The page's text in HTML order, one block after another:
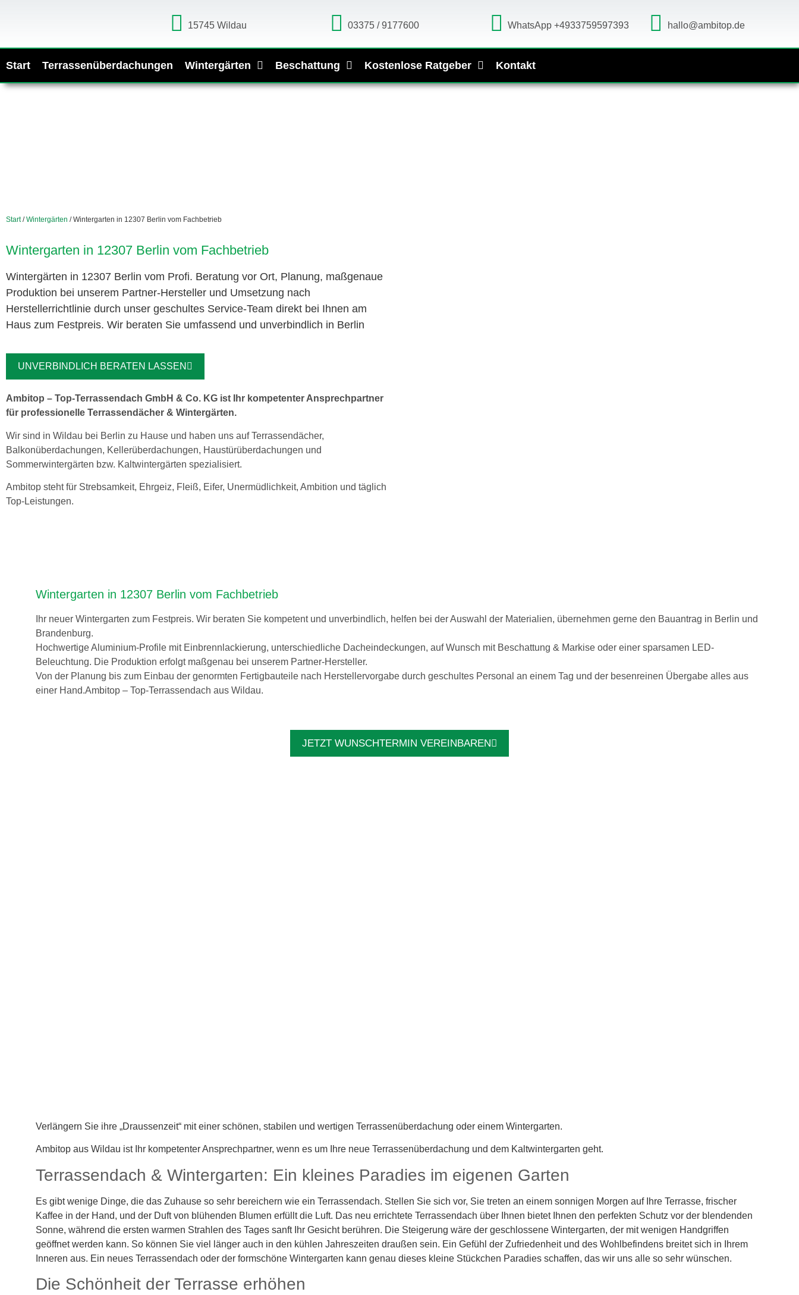
15745 Wildau 03375 / 9177600 WhatsApp +4933759597393 hallo@ambitop.de
Start Terrassenüberdachungen Wintergärten Beschattung Kostenlose Ratgeber Kontakt
Start/Wintergärten / Wintergarten in 12307 Berlin vom Fachbetrieb
Wintergarten in 12307 Berlin vom Fachbetrieb
Wintergärten in 12307 Berlin vom Profi. Beratung vor Ort, Planung, maßgenaue
Produktion bei unserem Partner-Hersteller und Umsetzung nach
Herstellerrichtlinie durch unser geschultes Service-Team direkt bei Ihnen am
Haus zum Festpreis. Wir beraten Sie umfassend und unverbindlich in Berlin
UNVERBINDLICH BERATEN LASSEN
Ambitop – Top-Terrassendach GmbH & Co. KG ist Ihr kompetenter Ansprechpartner
für professionelle Terrassendächer & Wintergärten.
Wir sind in Wildau bei Berlin zu Hause und haben uns auf Terrassendächer,
Balkonüberdachungen, Kellerüberdachungen, Haustürüberdachungen und
Sommerwintergärten bzw. Kaltwintergärten spezialisiert.
Ambitop steht für Strebsamkeit, Ehrgeiz, Fleiß, Eifer, Unermüdlichkeit, Ambition und täglich
Top-Leistungen.
Wintergarten in 12307 Berlin vom Fachbetrieb
Ihr neuer Wintergarten zum Festpreis. Wir beraten Sie kompetent und unverbindlich, helfen bei der Auswahl der Materialien, übernehmen gerne den Bauantrag in Berlin und
Brandenburg.
Hochwertige Aluminium-Profile mit Einbrennlackierung, unterschiedliche Dacheindeckungen, auf Wunsch mit Beschattung & Markise oder einer sparsamen LED-
Beleuchtung. Die Produktion erfolgt maßgenau bei unserem Partner-Hersteller.
Von der Planung bis zum Einbau der genormten Fertigbauteile nach Herstellervorgabe durch geschultes Personal an einem Tag und der besenreinen Übergabe alles aus
einer Hand.Ambitop – Top-Terrassendach aus Wildau.
JETZT WUNSCHTERMIN VEREINBAREN
Verlängern Sie ihre „Draussenzeit“ mit einer schönen, stabilen und wertigen Terrassenüberdachung oder einem Wintergarten.
Ambitop aus Wildau ist Ihr kompetenter Ansprechpartner, wenn es um Ihre neue Terrassenüberdachung und dem Kaltwintergarten geht.
Terrassendach & Wintergarten: Ein kleines Paradies im eigenen Garten
Es gibt wenige Dinge, die das Zuhause so sehr bereichern wie ein Terrassendach. Stellen Sie sich vor, Sie treten an einem sonnigen Morgen auf Ihre Terrasse, frischer
Kaffee in der Hand, und der Duft von blühenden Blumen erfüllt die Luft. Das neu errichtete Terrassendach über Ihnen bietet Ihnen den perfekten Schutz vor der blendenden
Sonne, während die ersten warmen Strahlen des Tages sanft Ihr Gesicht berühren. Die Steigerung wäre der geschlossene Wintergarten, der mit wenigen Handgriffen
geöffnet werden kann. So können Sie viel länger auch in den kühlen Jahreszeiten draußen sein. Ein Gefühl der Zufriedenheit und des Wohlbefindens breitet sich in Ihrem
Inneren aus. Ein neues Terrassendach oder der formschöne Wintergarten kann genau dieses kleine Stückchen Paradies schaffen, das wir uns alle so sehr wünschen.
Die Schönheit der Terrasse erhöhen